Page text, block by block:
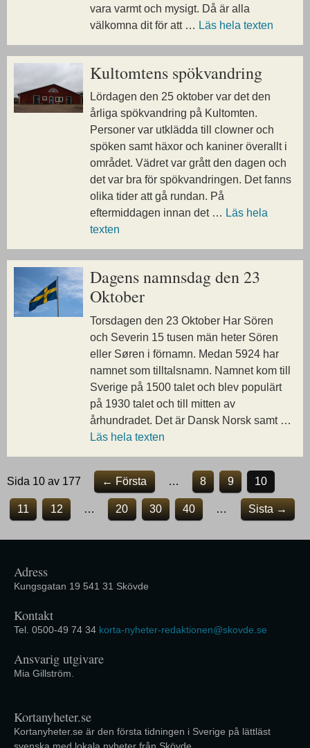
vara varmt och mysigt. Då är alla
välkomna dit för att … Läs hela texten
Kultomtens spökvandring
Lördagen den 25 oktober var det den
årliga spökvandring på Kultomten.
Personer var utklädda till clowner och
spöken samt häxor och kaniner överallt i
området. Vädret var grått den dagen och
det var bra för spökvandringen. Det fanns
olika tider att gå rundan. På
eftermiddagen innan det … Läs hela
texten
Dagens namnsdag den 23
Oktober
Torsdagen den 23 Oktober Har Sören
och Severin 15 tusen män heter Sören
eller Søren i förnamn. Medan 5924 har
namnet som tilltalsnamn. Namnet kom till
Sverige på 1500 talet och blev populärt
på 1930 talet och till mitten av
århundradet. Det är Dansk Norsk samt …
Läs hela texten
Sida 10 av 177 ← Första … 8 9 10
11 12 … 20 30 40 … Sista →
Adress
Kungsgatan 19 541 31 Skövde
Kontakt
Tel. 0500-49 74 34 korta-nyheter-redaktionen@skovde.se
Ansvarig utgivare
Mia Gillström.
Kortanyheter.se
Kortanyheter.se är den första tidningen i Sverige på lättläst